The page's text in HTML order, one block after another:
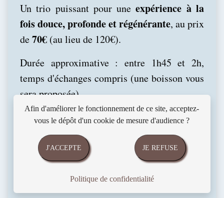
Afin d'améliorer le fonctionnement de ce site, acceptez-
vous le dépôt d'un cookie de mesure d'audience ?
J'ACCEPTE JE REFUSE
Politique de confidentialité
Un trio puissant pour uneexpérience à la
fois douce, profonde et régénérante, au prix
de70€ (au lieu de 120€).
Durée approximative : entre 1h45 et 2h,
temps d'échanges compris (une boisson vous
sera proposée).
* Cette formule est ouverte à la réservation
jusqu'au 1er décembre inclus
(possibilité
il faut seulement que la réservation soit